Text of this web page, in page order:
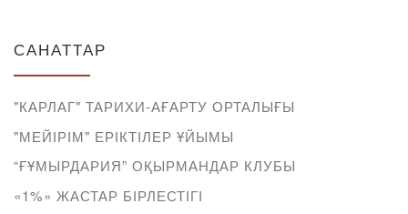
САНАТТАР
"КАРЛАГ" ТАРИХИ-АҒАРТУ ОРТАЛЫҒЫ
"МЕЙІРІМ" ЕРІКТІЛЕР ҰЙЫМЫ
“ҒҰМЫРДАРИЯ” ОҚЫРМАНДАР КЛУБЫ
«1%» ЖАСТАР БІРЛЕСТІГІ